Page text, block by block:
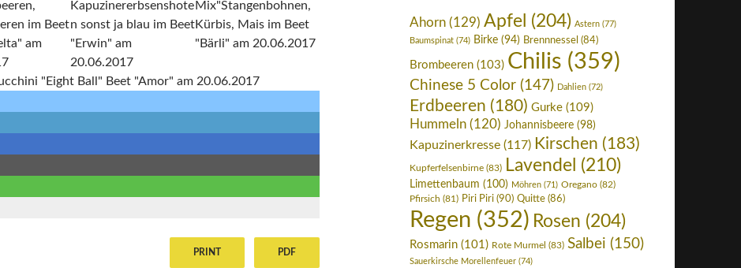
PRINT PDF
Ahorn (129) Apfel (204) Astern (77)
Baumspinat (74) Birke (94) Brennnessel (84)
Brombeeren (103) Chilis (359)
Chinese 5 Color (147) Dahlien (72)
Erdbeeren (180) Gurke (109)
Hummeln (120) Johannisbeere (98)
Kapuzinerkresse (117) Kirschen (183)
Kupferfelsenbirne (83) Lavendel (210)
Limettenbaum (100) Möhren (71) Oregano (82)
Pfirsich (81) Piri Piri (90) Quitte (86)
Regen (352) Rosen (204)
Rosmarin (101) Rote Murmel (83) Salbei (150)
Sauerkirsche Morellenfeuer (74)